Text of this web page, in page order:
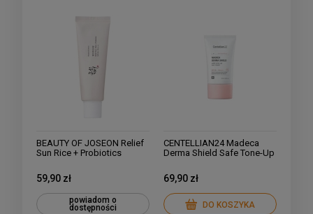
BEAUTY OF JOSEON Relief
Sun Rice + Probiotics
59,90 zł
powiadom o
dostępności
CENTELLIAN24 Madeca
Derma Shield Safe Tone-Up
Filtrem 50 ml
69,90 zł
DO KOSZYKA